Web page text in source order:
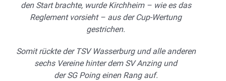
den Start brachte, wurde Kirchheim – wie es das
Reglement vorsieht – aus der Cup-Wertung
gestrichen.
Somit rückte der TSV Wasserburg und alle anderen
sechs Vereine hinter dem SV Anzing und
der SG Poing einen Rang auf.